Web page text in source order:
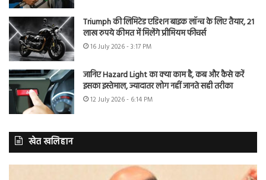
Triumph की लिमिटेड एडिशन बाइक लॉन्च के लिए तैयार, 21
लाख रुपये कीमत में मिलेंगे प्रीमियम फीचर्स
16 July 2026 - 3:17 PM
जानिए Hazard Light का क्या काम है, कब और कैसे करें
इसका इस्तेमाल, ज्यादातर लोग नहीं जानते सही तरीका
12 July 2026 - 6:14 PM
खेत खलिहान